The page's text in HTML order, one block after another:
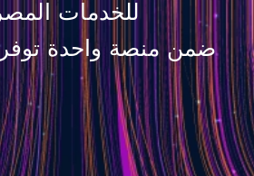
للخدمات